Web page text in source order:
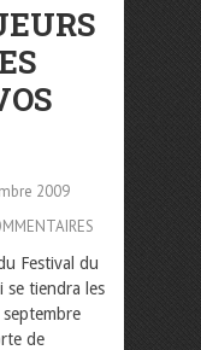
2009
Festival du
se tiendra les
de